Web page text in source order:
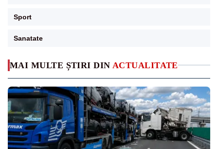
MAI MULTE ȘTIRI DIN ACTUALITATE
Sport
Sanatate